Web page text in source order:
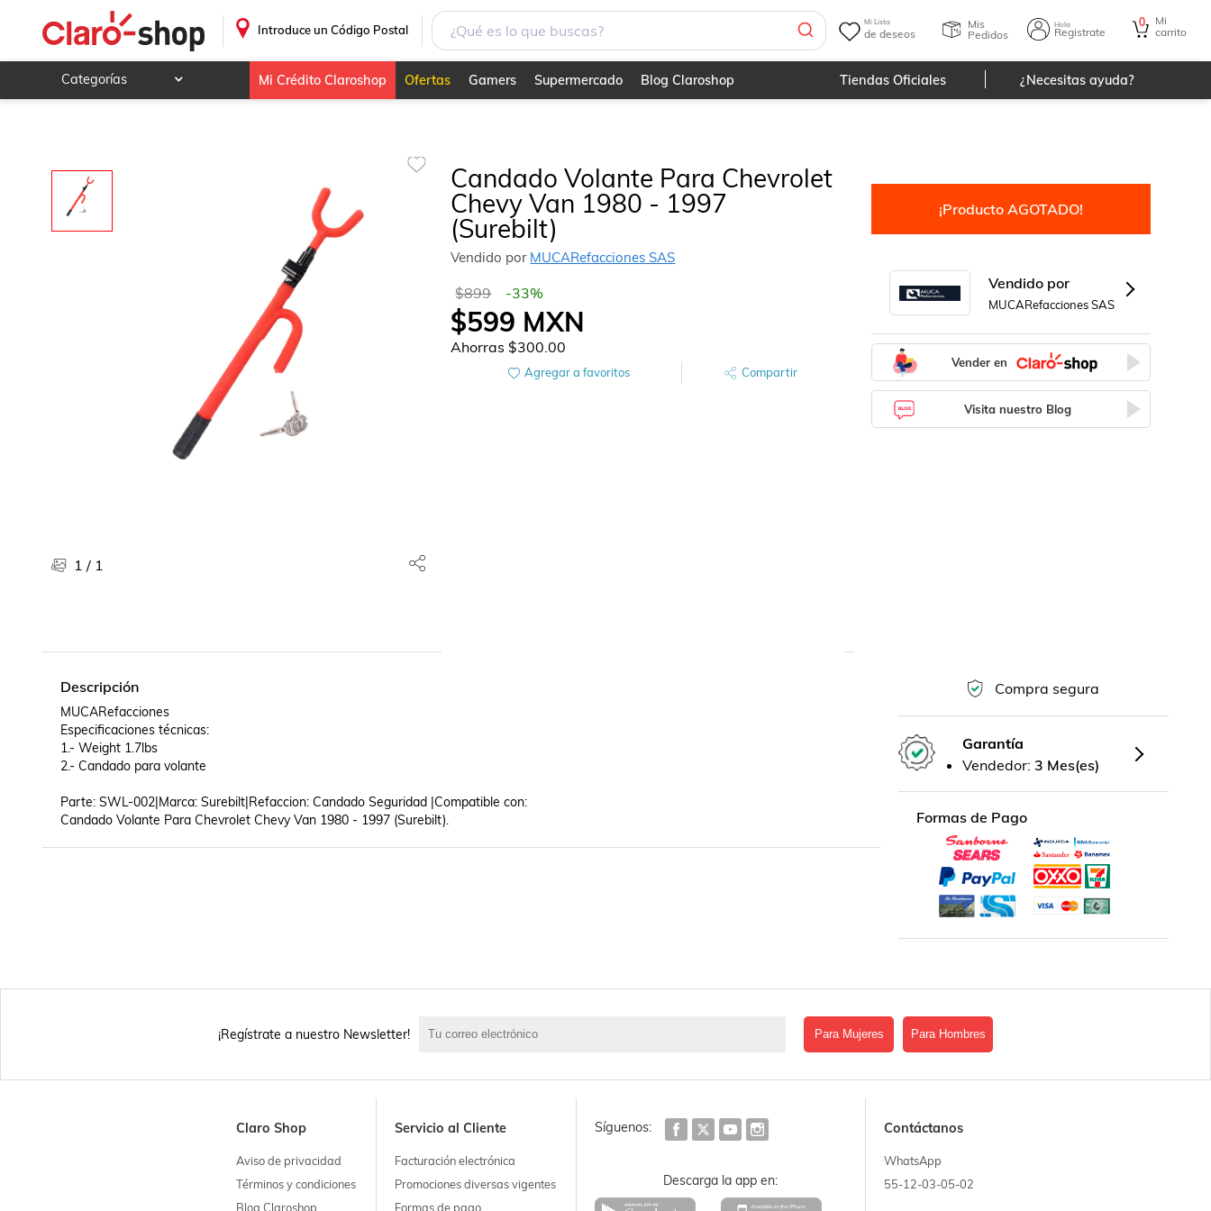
Introduce un Código Postal
Mi Lista
de deseos
Mis
Pedidos
Hola
Registrate
0
Mi
carrito
Categorías
Hogar y jardín
Deportes y ocio
Animales y mascotas
Películas, series de tv y música
Mi Crédito Claroshop Ofertas Gamers Supermercado Blog Claroshop Tiendas Oficiales ¿Necesitas ayuda?
1 / 1
Candado Volante Para Chevrolet
Chevy Van 1980 - 1997
(Surebilt)
Vendido por MUCARefacciones SAS
$899 -33%
$599 MXN
Ahorras$300.00
Agregar a favoritos Compartir
¡Producto AGOTADO!
Vendido por
MUCARefacciones SAS
Vender en
Visita nuestro Blog
Descripción
MUCARefacciones
Especificaciones técnicas:
1.- Weight 1.7lbs
2.- Candado para volante
Parte: SWL-002|Marca: Surebilt|Refaccion: Candado Seguridad |Compatible con:
Candado Volante Para Chevrolet Chevy Van 1980 - 1997 (Surebilt).
Compra segura
Garantía
Vendedor: 3 Mes(es)
Formas de Pago
¡Regístrate a nuestro Newsletter! Para Mujeres Para Hombres
Claro Shop
Aviso de privacidad
Términos y condiciones
Blog Claroshop
Servicio al Cliente
Facturación electrónica
Promociones diversas vigentes
Formas de pago
Síguenos:
Descarga la app en:
Contáctanos
WhatsApp
55-12-03-05-02